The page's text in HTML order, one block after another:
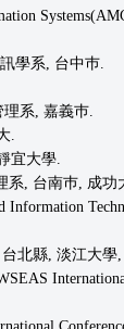
學系, 台中巿.
理系, 嘉義巿.
.
宜大學.
系, 台南巿, 成功
北縣, 淡江大學,